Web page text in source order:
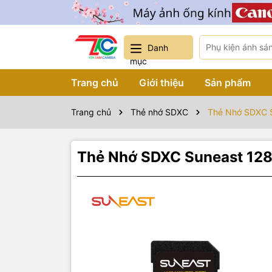
Danh
mục
Trang chủ Giới thiệu Sản phẩm
Trang chủ Thẻ nhớ SDXC Thẻ Nhớ SDXC
Thẻ Nhớ SDXC Suneast